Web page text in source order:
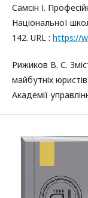
Самсін І.
Національної
142. URL : https://
Рижиков В. С.
майбутніх
Академії